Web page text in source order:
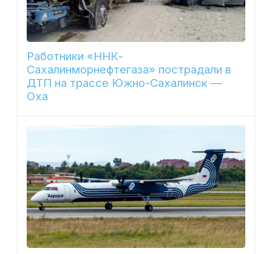
Работники «ННК-
Сахалинморнефтегаза» пострадали в
ДТП на трассе Южно-Сахалинск —
Оха